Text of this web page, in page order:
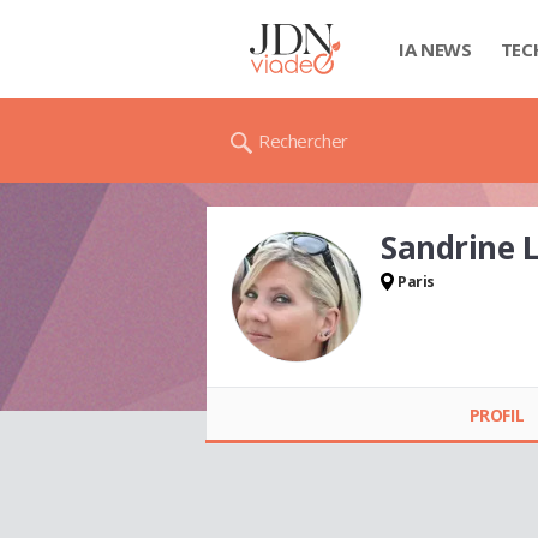
IA NEWS
Rechercher
Sandrine LEPETIT
Sandrine
Paris
PROFIL